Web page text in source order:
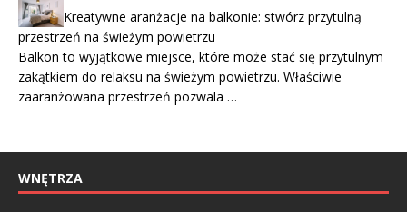
Kreatywne aranżacje na balkonie: stwórz przytulną
przestrzeń na świeżym powietrzu
Balkon to wyjątkowe miejsce, które może stać się przytulnym
zakątkiem do relaksu na świeżym powietrzu. Właściwie
zaaranżowana przestrzeń pozwala …
WNĘTRZA